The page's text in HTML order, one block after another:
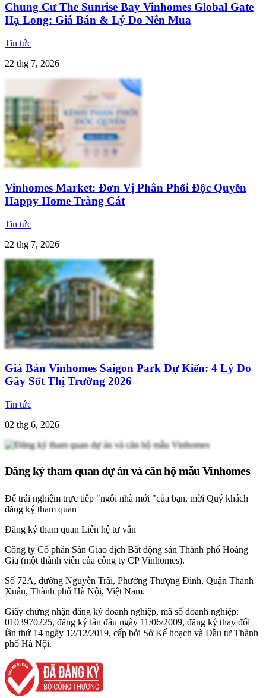
Chung Cư The Sunrise Bay Vinhomes Global Gate
Hạ Long: Giá Bán & Lý Do Nên Mua
Tin tức
22 thg 7, 2026
Vinhomes Market: Đơn Vị Phân Phối Độc Quyền
Happy Home Tràng Cát
Tin tức
22 thg 7, 2026
Giá Bán Vinhomes Saigon Park Dự Kiến: 4 Lý Do
Gây Sốt Thị Trường 2026
Tin tức
02 thg 6, 2026
Đăng ký tham quan dự án và căn hộ mẫu Vinhomes
Để trải nghiệm trực tiếp "ngôi nhà mới "của bạn, mời Quý khách
đăng ký tham quan
Đăng ký tham quan Liên hệ tư vấn
Công ty Cổ phần Sàn Giao dịch Bất động sản Thành phố Hoàng
Gia (một thành viên của công ty CP Vinhomes).
Số 72A, đường Nguyễn Trãi, Phường Thượng Đình, Quận Thanh
Xuân, Thành phố Hà Nội, Việt Nam.
Giấy chứng nhận đăng ký doanh nghiệp, mã số doanh nghiệp:
0103970225, đăng ký lần đầu ngày 11/06/2009, đăng ký thay đổi
lần thứ 14 ngày 12/12/2019, cấp bởi Sở Kế hoạch và Đầu tư Thành
phố Hà Nội.